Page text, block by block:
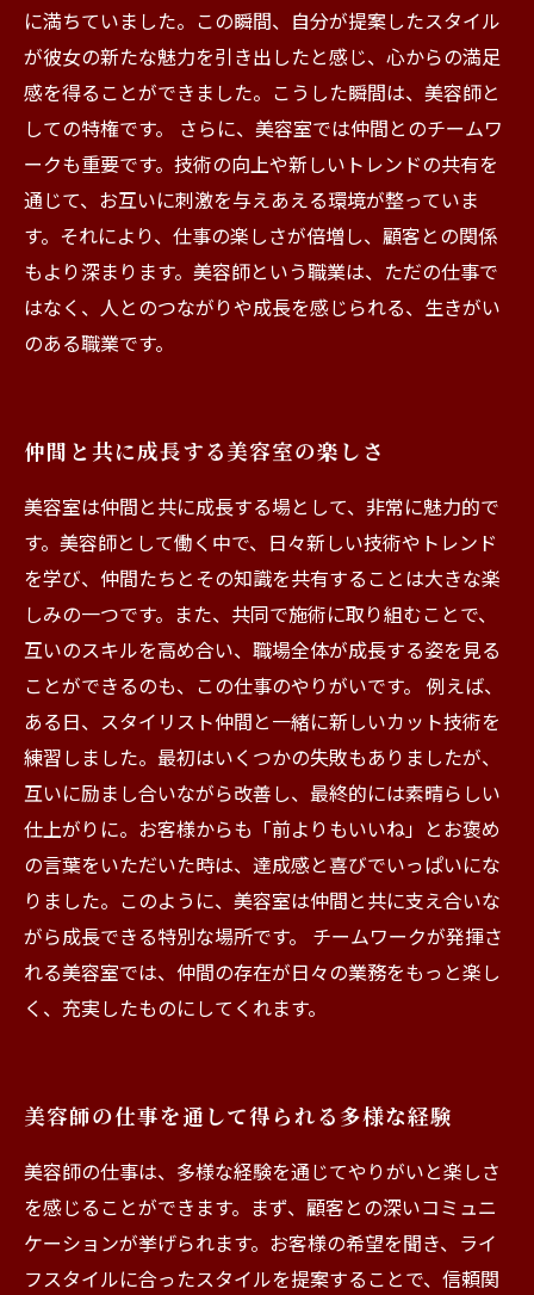
に満ちていました。この瞬間、自分が提案したスタイル
が彼女の新たな魅力を引き出したと感じ、心からの満足
感を得ることができました。こうした瞬間は、美容師と
しての特権です。 さらに、美容室では仲間とのチームワ
ークも重要です。技術の向上や新しいトレンドの共有を
通じて、お互いに刺激を与えあえる環境が整っていま
す。それにより、仕事の楽しさが倍増し、顧客との関係
もより深まります。美容師という職業は、ただの仕事で
はなく、人とのつながりや成長を感じられる、生きがい
のある職業です。
仲間と共に成長する美容室の楽しさ
美容室は仲間と共に成長する場として、非常に魅力的で
す。美容師として働く中で、日々新しい技術やトレンド
を学び、仲間たちとその知識を共有することは大きな楽
しみの一つです。また、共同で施術に取り組むことで、
互いのスキルを高め合い、職場全体が成長する姿を見る
ことができるのも、この仕事のやりがいです。 例えば、
ある日、スタイリスト仲間と一緒に新しいカット技術を
練習しました。最初はいくつかの失敗もありましたが、
互いに励まし合いながら改善し、最終的には素晴らしい
仕上がりに。お客様からも「前よりもいいね」とお褒め
の言葉をいただいた時は、達成感と喜びでいっぱいにな
りました。このように、美容室は仲間と共に支え合いな
がら成長できる特別な場所です。 チームワークが発揮さ
れる美容室では、仲間の存在が日々の業務をもっと楽し
く、充実したものにしてくれます。
美容師の仕事を通して得られる多様な経験
美容師の仕事は、多様な経験を通じてやりがいと楽しさ
を感じることができます。まず、顧客との深いコミュニ
ケーションが挙げられます。お客様の希望を聞き、ライ
フスタイルに合ったスタイルを提案することで、信頼関